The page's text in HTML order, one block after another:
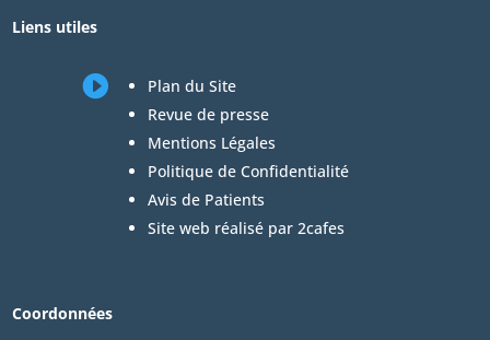
Liens utiles

Plan du Site
Revue de presse
Mentions Légales
Politique de Confidentialité
Avis de Patients
Site web réalisé par 2cafes
Coordonnées